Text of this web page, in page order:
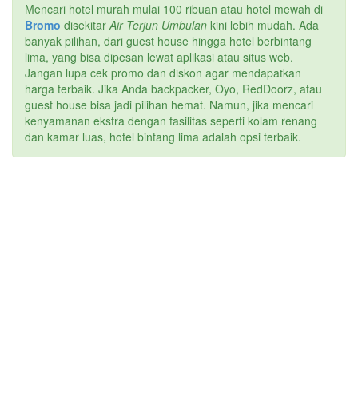
Mencari hotel murah mulai 100 ribuan atau hotel mewah di
Bromo disekitarAir Terjun Umbulan kini lebih mudah. Ada
banyak pilihan, dari guest house hingga hotel berbintang
lima, yang bisa dipesan lewat aplikasi atau situs web.
Jangan lupa cek promo dan diskon agar mendapatkan
harga terbaik. Jika Anda backpacker, Oyo, RedDoorz, atau
guest house bisa jadi pilihan hemat. Namun, jika mencari
kenyamanan ekstra dengan fasilitas seperti kolam renang
dan kamar luas, hotel bintang lima adalah opsi terbaik.